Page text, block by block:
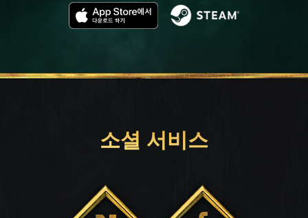
소셜 서비스